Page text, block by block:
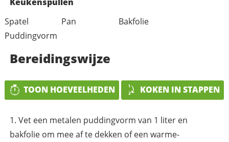
Spatel
Pan
Bakfolie
Puddingvorm
Bereidingswijze
TOON HOEVEELHEDEN KOKEN IN STAPPEN
Vet een metalen puddingvorm van 1 liter en
bakfolie om mee af te dekken of een warme-